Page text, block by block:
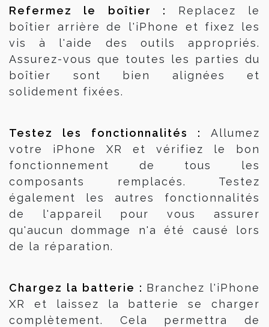
Refermez le boîtier : Replacez le
boîtier arrière de l'iPhone et fixez les
vis à l'aide des outils appropriés.
Assurez-vous que toutes les parties du
boîtier sont bien alignées et
solidement fixées.
Testez les fonctionnalités : Allumez
votre iPhone XR et vérifiez le bon
fonctionnement de tous les
composants remplacés. Testez
également les autres fonctionnalités
de l'appareil pour vous assurer
qu'aucun dommage n'a été causé lors
de la réparation.
Chargez la batterie : Branchez l'iPhone
XR et laissez la batterie se charger
complètement. Cela permettra de